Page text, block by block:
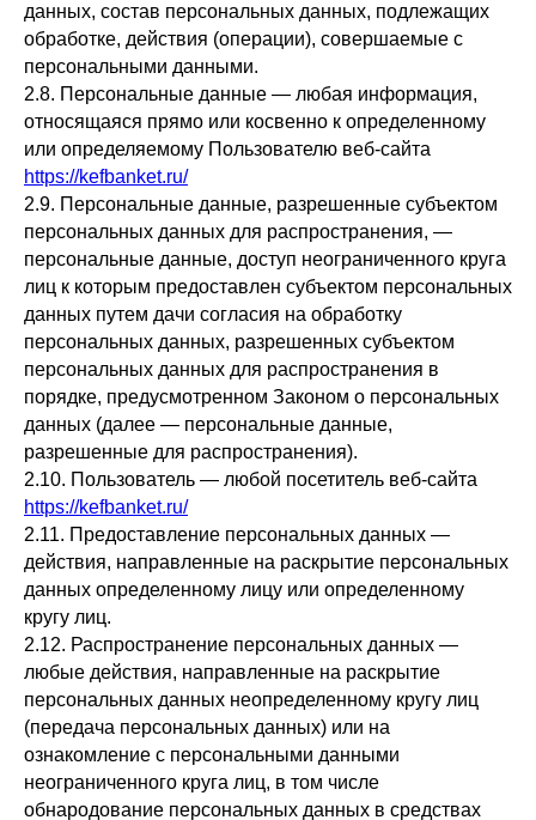
данных, состав персональных данных, подлежащих
обработке, действия (операции), совершаемые с
персональными данными.
2.8. Персональные данные — любая информация,
относящаяся прямо или косвенно к определенному
или определяемому Пользователю веб-сайта
https://kefbanket.ru/
2.9. Персональные данные, разрешенные субъектом
персональных данных для распространения, —
персональные данные, доступ неограниченного круга
лиц к которым предоставлен субъектом персональных
данных путем дачи согласия на обработку
персональных данных, разрешенных субъектом
персональных данных для распространения в
порядке, предусмотренном Законом о персональных
данных (далее — персональные данные,
разрешенные для распространения).
2.10. Пользователь — любой посетитель веб-сайта
https://kefbanket.ru/
2.11. Предоставление персональных данных —
действия, направленные на раскрытие персональных
данных определенному лицу или определенному
кругу лиц.
2.12. Распространение персональных данных —
любые действия, направленные на раскрытие
персональных данных неопределенному кругу лиц
(передача персональных данных) или на
ознакомление с персональными данными
неограниченного круга лиц, в том числе
обнародование персональных данных в средствах